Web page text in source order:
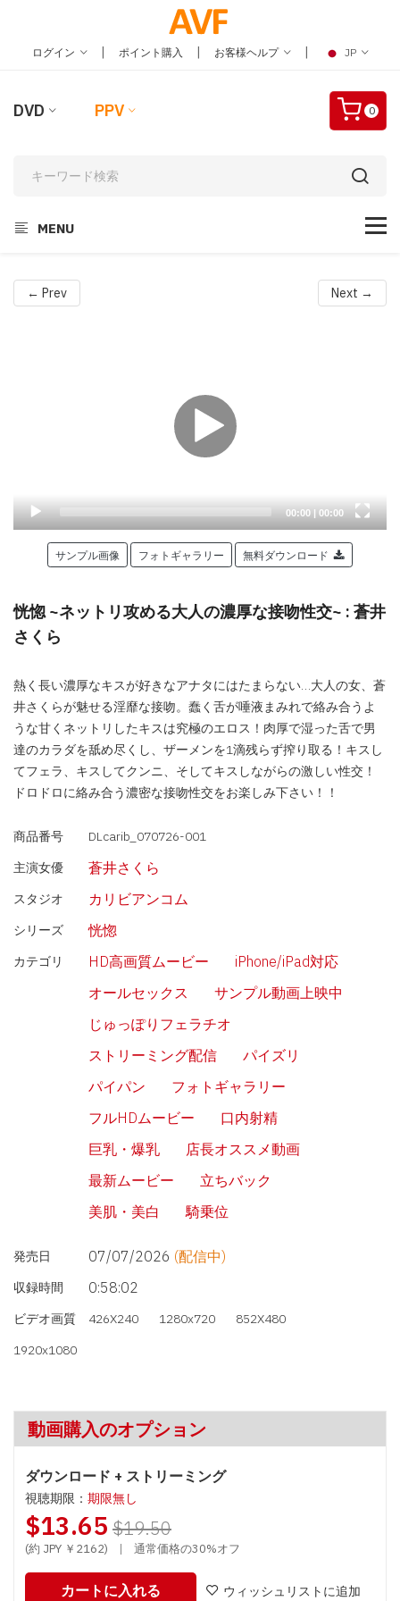
ログイン | ポイント購入 | お客様ヘルプ | JP
DVD PPV 0
MENU
← Prev Next →
Current
00:00 | Total
duration
00:00
サンプル画像 フォトギャラリー 無料ダウンロード
恍惚 ~ネットリ攻める大人の濃厚な接吻性交~ : 蒼井
さくら
熱く長い濃厚なキスが好きなアナタにはたまらない…大人の女、蒼
井さくらが魅せる淫靡な接吻。蠢く舌が唾液まみれで絡み合うよ
うな甘くネットリしたキスは究極のエロス！肉厚で湿った舌で男
達のカラダを舐め尽くし、ザーメンを1滴残らず搾り取る！キスし
てフェラ、キスしてクンニ、そしてキスしながらの激しい性交！
ドロドロに絡み合う濃密な接吻性交をお楽しみ下さい！！
商品番号
DLcarib_070726-001
主演女優
蒼井さくら
スタジオ カリビアンコム
シリーズ 恍惚
カテゴリ HD高画質ムービー
iPhone/iPad対応
オールセックス
サンプル動画上映中
じゅっぽりフェラチオ
ストリーミング配信
パイズリ
パイパン
フォトギャラリー
フルHDムービー
口内射精
巨乳・爆乳
店長オススメ動画
最新ムービー
立ちバック
美肌・美白
騎乗位
発売日 07/07/2026 (配信中)
収録時間 0:58:02
ビデオ画質 426X240 1280x720
852X480
1920x1080
動画購入のオプション
ダウンロード + ストリーミング
視聴期限： 期限無し
$13.65 $19.50
(約 JPY ￥2162) | 通常価格の30%オフ
カートに入れる ウィッシュリストに追加